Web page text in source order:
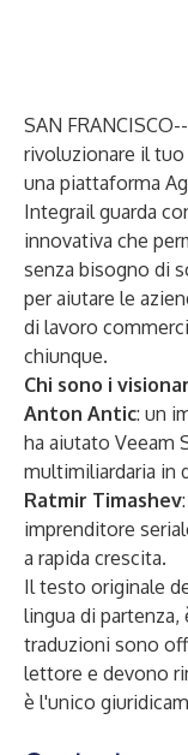
SAN
rivoluzionare il
una piattaforma
Integrail guarda
innovativa che
senza bisogno di
per aiutare le
di lavoro
chiunque.
Chi sono i
Anton Antic: un
ha aiutato Veeam
multimiliardaria in
Ratmir Timashev
imprenditore
a rapida crescita.
Il testo originale
lingua di partenza,
traduzioni sono
lettore e devono
è l'unico